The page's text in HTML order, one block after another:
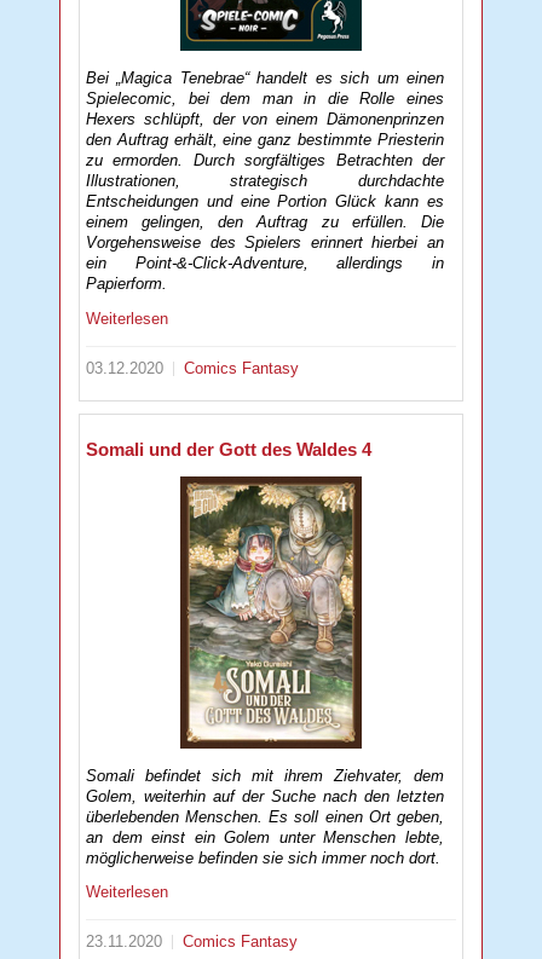
Bei „Magica Tenebrae“ handelt es sich um einen
Spielecomic, bei dem man in die Rolle eines
Hexers schlüpft, der von einem Dämonenprinzen
den Auftrag erhält, eine ganz bestimmte Priesterin
zu ermorden. Durch sorgfältiges Betrachten der
Illustrationen, strategisch durchdachte
Entscheidungen und eine Portion Glück kann es
einem gelingen, den Auftrag zu erfüllen. Die
Vorgehensweise des Spielers erinnert hierbei an
ein Point-&-Click-Adventure, allerdings in
Papierform.
Weiterlesen
03.12.2020 Comics Fantasy
Somali und der Gott des Waldes 4
Somali befindet sich mit ihrem Ziehvater, dem
Golem, weiterhin auf der Suche nach den letzten
überlebenden Menschen. Es soll einen Ort geben,
an dem einst ein Golem unter Menschen lebte,
möglicherweise befinden sie sich immer noch dort.
Weiterlesen
23.11.2020 Comics Fantasy